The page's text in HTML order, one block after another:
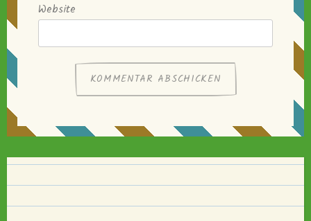
Website